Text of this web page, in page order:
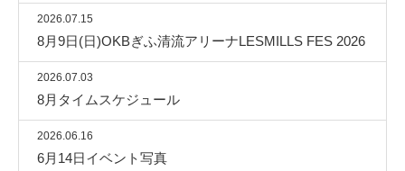
2026.07.15
8月9日(日)OKBぎふ清流アリーナLESMILLS FES 2026
2026.07.03
8月タイムスケジュール
2026.06.16
6月14日イベント写真